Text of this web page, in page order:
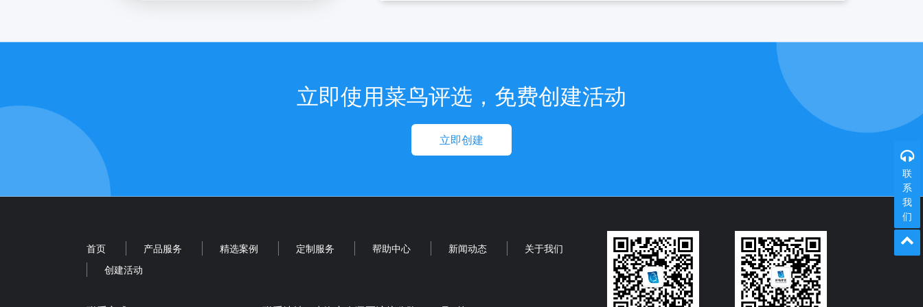
立即使用菜鸟评选，免费创建活动
立即创建
首页 产品服务 精选案例 定制服务 帮助中心 新闻动态
关于我们
创建活动
联
系
我
们